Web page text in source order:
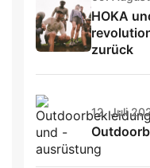
HOKA
zurück
12. Juli